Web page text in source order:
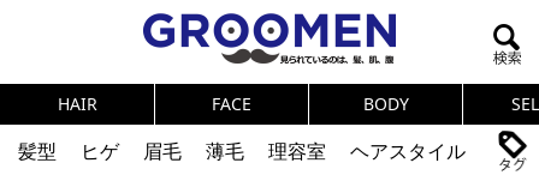
HAIR FACE BODY
髪型 ヒゲ 眉毛 薄毛 理容室
ヘアスタイル